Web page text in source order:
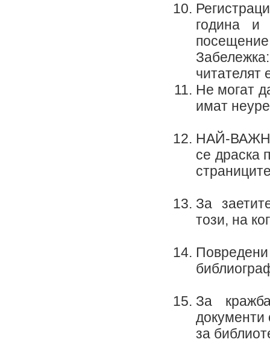
година и
посещение
читателят
Не могат
имат
НАЙ-
се драска
За
този, на
За
документи
за